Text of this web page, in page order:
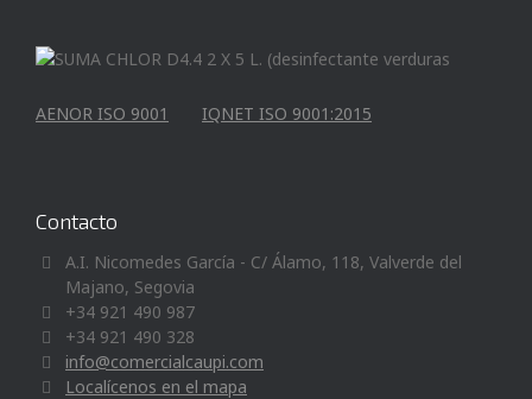
AENOR ISO 9001 IQNET ISO 9001:2015
Contacto
A.I. Nicomedes García - C/ Álamo, 118, Valverde del
Majano, Segovia
+34 921 490 987
+34 921 490 328
info@comercialcaupi.com
Localícenos en el mapa